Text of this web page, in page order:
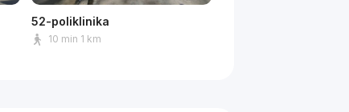
52-poliklinika
10 min 1 km